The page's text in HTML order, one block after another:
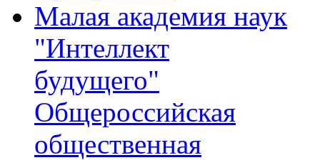
Малая академия наук
"Интеллект
будущего"
Общероссийская
общественная